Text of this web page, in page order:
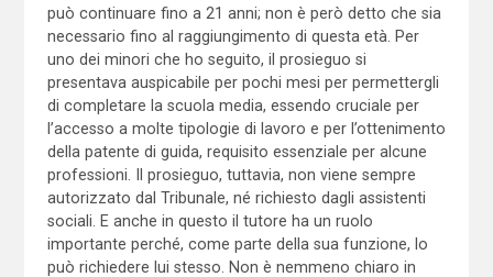
può continuare fino a 21 anni; non è però detto che sia
necessario fino al raggiungimento di questa età. Per
uno dei minori che ho seguito, il prosieguo si
presentava auspicabile per pochi mesi per permettergli
di completare la scuola media, essendo cruciale per
l’accesso a molte tipologie di lavoro e per l’ottenimento
della patente di guida, requisito essenziale per alcune
professioni. Il prosieguo, tuttavia, non viene sempre
autorizzato dal Tribunale, né richiesto dagli assistenti
sociali. E anche in questo il tutore ha un ruolo
importante perché, come parte della sua funzione, lo
può richiedere lui stesso. Non è nemmeno chiaro in